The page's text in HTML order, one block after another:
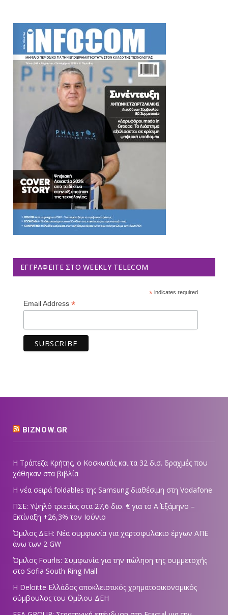
ΕΓΓΡΑΦΕΊΤΕ ΣΤΟ WEEKLY TELECOM
*indicates required
Email Address *
BIZNOW.GR
Η Τράπεζα Κρήτης, ο Κοσκωτάς και τα 32 δισ. δραχμές που
χάθηκαν στα βιβλία
Η νέα σειρά foldables της Samsung διαθέσιμη στη Vodafone
ΠΣΕ: Υψηλό τριετίας στα 27,6 δισ. € για το Α΄ Εξάμηνο –
Εκτίναξη +26,3% τον Ιούνιο
Όμιλος ΔΕΗ: Νέα συμφωνία για χαρτοφυλάκιο έργων ΑΠΕ
άνω των 2 GW
Όμιλος Fourlis: Συμφωνία για την πώληση της συμμετοχής
στο Sofia South Ring Mall
Η Deloitte Ελλάδος αποκλειστικός χρηματοοικονομικός
σύμβουλος του Ομίλου ΔΕΗ